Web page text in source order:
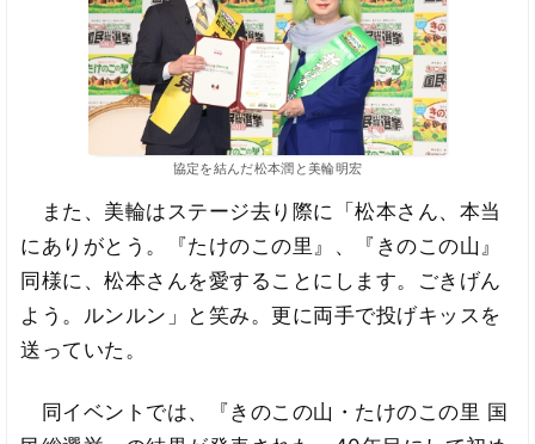
協定を結んだ松本潤と美輪明宏
また、美輪はステージ去り際に「松本さん、本当
にありがとう。『たけのこの里』、『きのこの山』
同様に、松本さんを愛することにします。ごきげん
よう。ルンルン」と笑み。更に両手で投げキッスを
送っていた。
同イベントでは、『きのこの山・たけのこの里 国